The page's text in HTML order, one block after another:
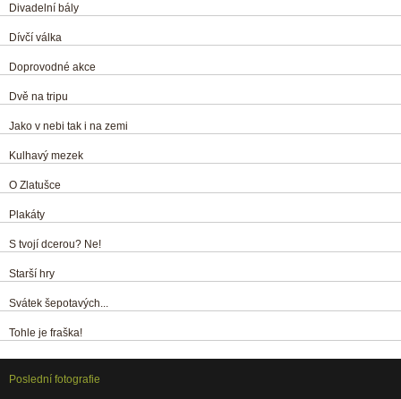
Divadelní bály
Dívčí válka
Doprovodné akce
Dvě na tripu
Jako v nebi tak i na zemi
Kulhavý mezek
O Zlatušce
Plakáty
S tvojí dcerou? Ne!
Starší hry
Svátek šepotavých...
Tohle je fraška!
Poslední fotografie